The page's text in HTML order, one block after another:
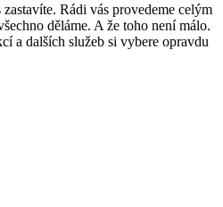
Rádi vás provedeme celým
děláme. A že toho není málo.
a dalších služeb si vybere opravdu